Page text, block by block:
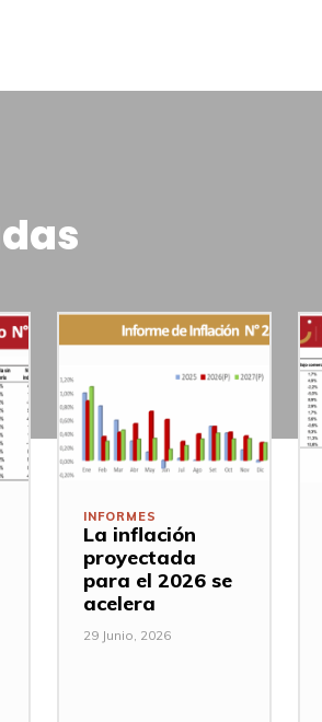
INFORMES
La inflación
proyectada
para el 2026 se
acelera
29 Junio, 2026